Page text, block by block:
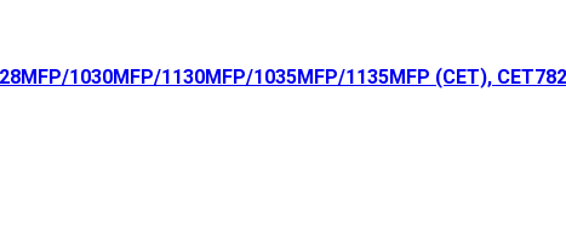
1030MFP/1130MFP/1035MFP/1135MFP (CET),